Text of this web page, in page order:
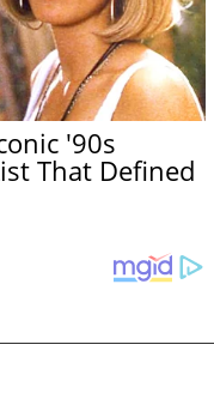
'90s
That Defined